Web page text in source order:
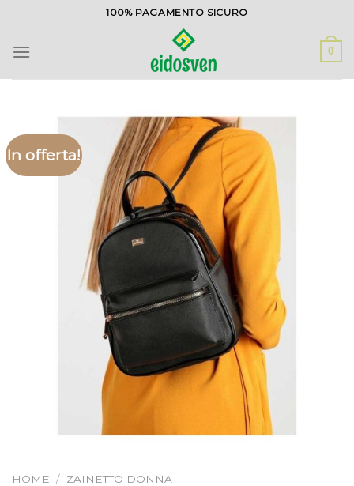
contenuti
100% PAGAMENTO SICURO
0
In offerta!
HOME / ZAINETTO DONNA